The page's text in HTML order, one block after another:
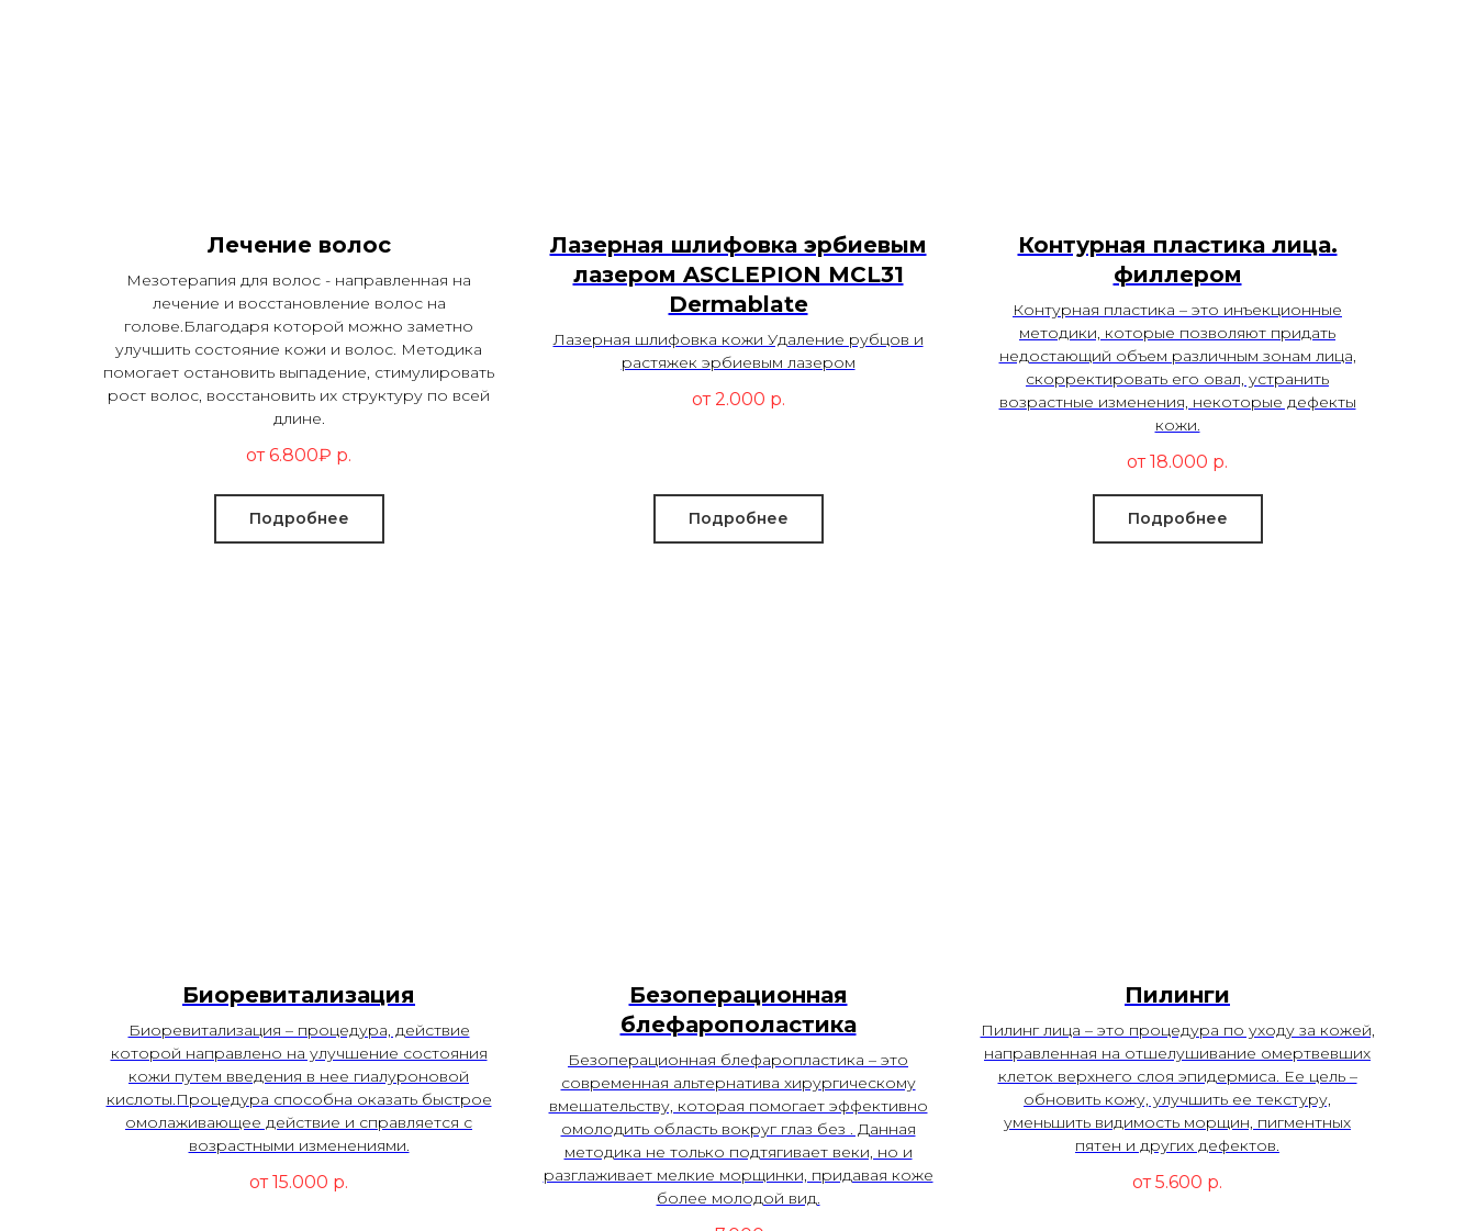
Лечение волос
Мезотерапия для волос - направленная на
лечение и восстановление волос на
голове.Благодаря которой можно заметно
улучшить состояние кожи и волос. Методика
помогает остановить выпадение, стимулировать
рост волос, восстановить их структуру по всей
длине.
от 6.800₽ р.
Подробнее
Лазерная шлифовка эрбиевым
лазером ASCLEPION MCL31
Dermablate
Лазерная шлифовка кожи Удаление рубцов и
растяжек эрбиевым лазером
от 2.000 р.
Подробнее
Контурная пластика лица.
филлером
Контурная пластика – это инъекционные
методики, которые позволяют придать
недостающий объем различным зонам лица,
скорректировать его овал, устранить
возрастные изменения, некоторые дефекты
кожи.
от 18.000 р.
Подробнее
Биоревитализация
Биоревитализация – процедура, действие
которой направлено на улучшение состояния
кожи путем введения в нее гиалуроновой
кислоты.Процедура способна оказать быстрое
омолаживающее действие и справляется с
возрастными изменениями.
от 15.000 р.
Безоперационная
блефарополастика
Безоперационная блефаропластика – это
современная альтернатива хирургическому
вмешательству, которая помогает эффективно
омолодить область вокруг глаз без . Данная
методика не только подтягивает веки, но и
разглаживает мелкие морщинки, придавая коже
более молодой вид.
Пилинги
Пилинг лица – это процедура по уходу за кожей,
направленная на отшелушивание омертвевших
клеток верхнего слоя эпидермиса. Ее цель –
обновить кожу, улучшить ее текстуру,
уменьшить видимость морщин, пигментных
пятен и других дефектов.
от 5.600 р.